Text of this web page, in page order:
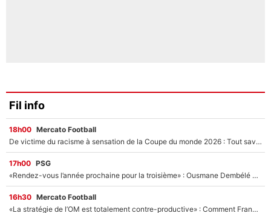
Fil info
18h00 Mercato Football
De victime du racisme à sensation de la Coupe du monde 2026 : Tout savoir sur Zion Suzuki, le gardien qui peut mettre Lucas Chevalier à la porte au PSG !
17h00 PSG
«Rendez-vous l’année prochaine pour la troisième» : Ousmane Dembélé veut détrôner le Real Madrid, voici la réaction du vestiaire du PSG !
16h30 Mercato Football
«La stratégie de l’OM est totalement contre-productive» : Comment Frank McCourt vient plomber les plans de Grégory Lorenzi dans ce mercato